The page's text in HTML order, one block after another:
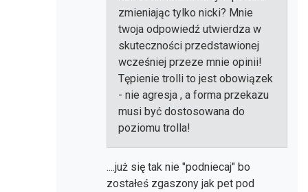
zmieniając tylko nicki? Mnie
twoja odpowiedź utwierdza w
skuteczności przedstawionej
wcześniej przeze mnie opinii!
Tępienie trolli to jest obowiązek
- nie agresja , a forma przekazu
musi być dostosowana do
poziomu trolla!
....już się tak nie "podniecaj" bo
zostałeś zgaszony jak pet pod